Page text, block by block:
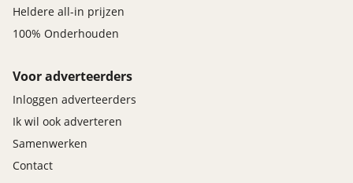
Heldere all-in prijzen
100% Onderhouden
Voor adverteerders
Inloggen adverteerders
Ik wil ook adverteren
Samenwerken
Contact